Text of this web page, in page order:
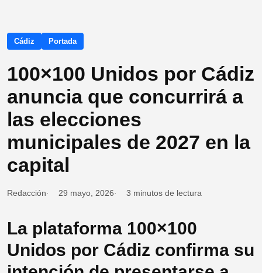
Cádiz Portada
100×100 Unidos por Cádiz
anuncia que concurrirá a
las elecciones
municipales de 2027 en la
capital
Redacción 29 mayo, 2026 3 minutos de lectura
La plataforma 100×100
Unidos por Cádiz confirma su